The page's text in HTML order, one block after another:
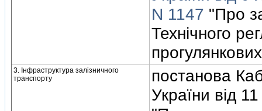
N 1147 "Про
Технiчного
3. Iнфраструктура залiзничного
транспорту
постанова
України вiд